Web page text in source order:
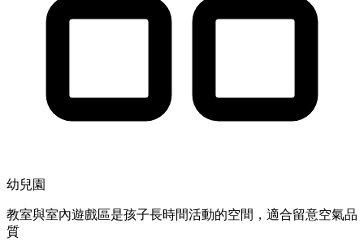
幼兒園
教室與室內遊戲區是孩子長時間活動的空間，適合留意空氣品
質